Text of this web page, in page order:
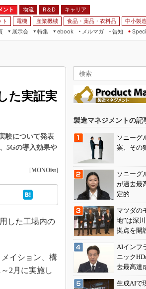
ント 物流 R＆D
キャリア
ト 電機 産業機械 食品・薬品・衣料品
中小製
展示会
特集
ebook
メルマガ
告知
た実証実
験について発表
5Gの導入効果や
[MONOist]
した工場内の
イション、構
2月に実施し
製造マネジメントの記
ソニーグ
案、その
ソニーグ
が過去最
定的
マツダの
地”は深
拠点を開
AIインフ
ニック
去最高達
生成AIで